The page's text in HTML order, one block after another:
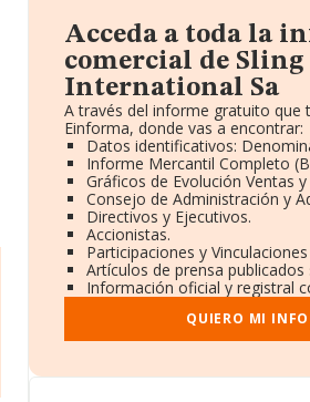
Acceda a toda la
comercial de
International Sa
A través del informe gratuito que
Einforma, donde vas a encontrar:
Datos identificativos:
Informe Mercantil Completo
Gráficos de Evolución Ventas
Consejo de Administración y
Directivos y Ejecutivos.
Accionistas.
Participaciones y
Artículos de prensa
Información oficial y registral
QUIERO MI